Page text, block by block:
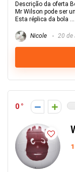
Descrição da oferta
Mr Wilson pode ser
Esta réplica da bola ...
Nicole 20 de
0